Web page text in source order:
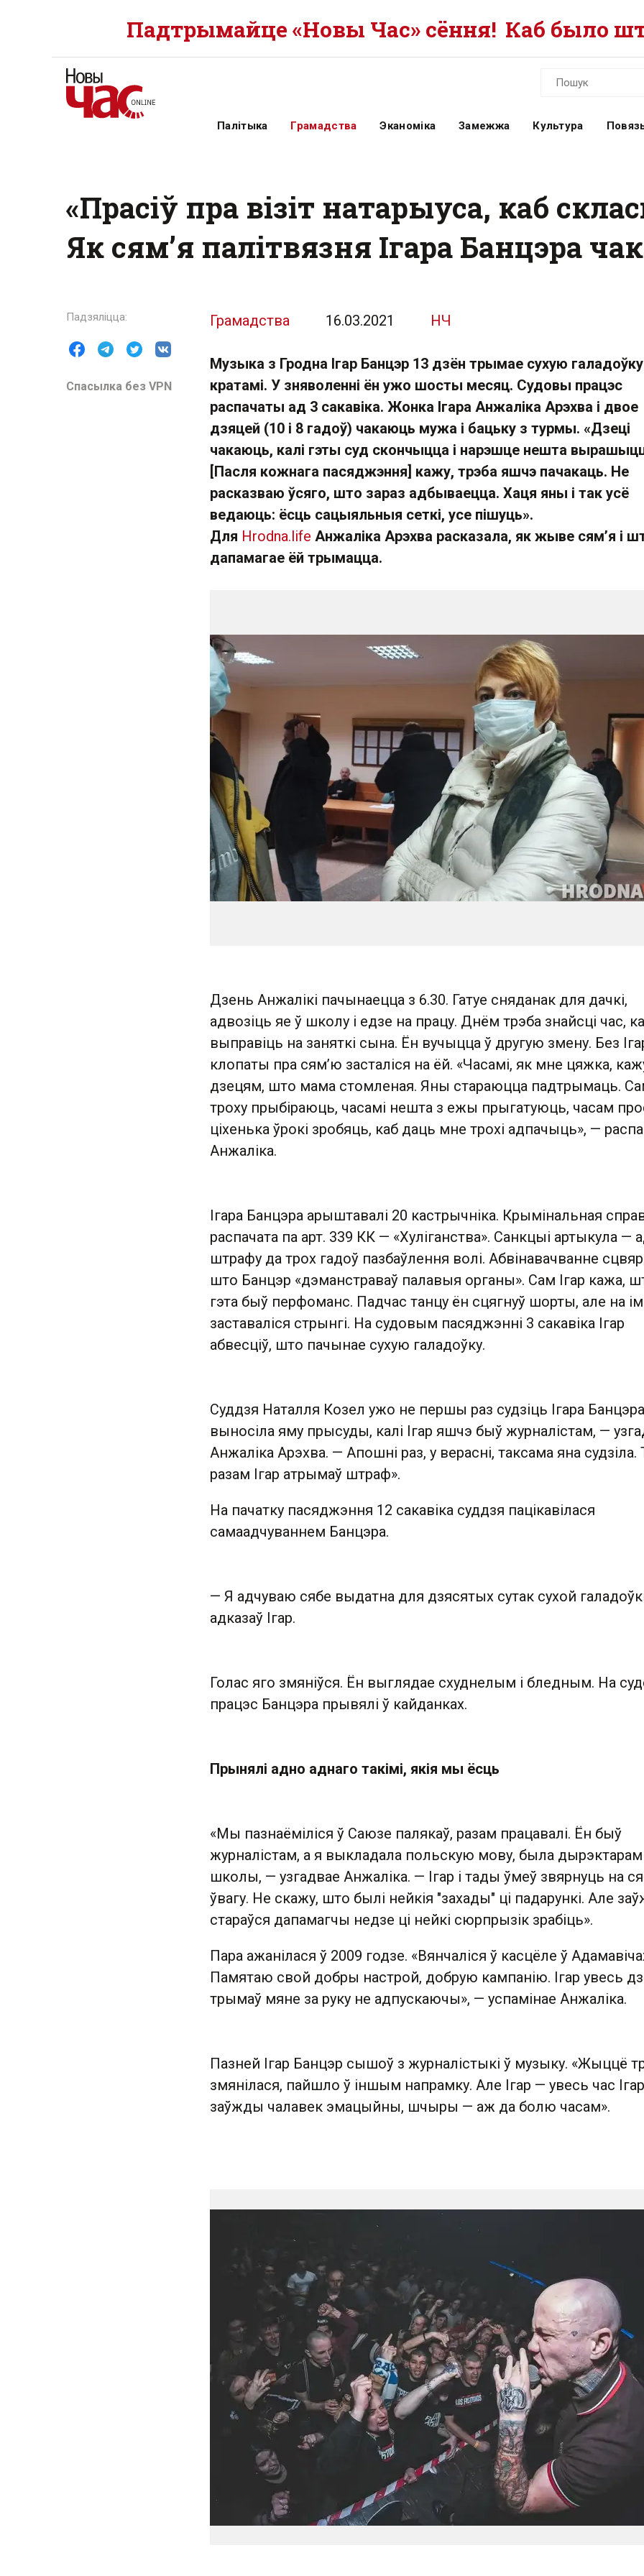
Падтрымайце «Новы Час» сёння! Каб было
Палітыка Грамадства Эканоміка Замежжа Культура
«Прасіў пра візіт натарыуса, каб
Як сям’я палітвязня Ігара Банцэра
Спасылка без VPN
Грамадства 16.03.2021 НЧ
Музыка з Гродна Ігар Банцэр 13 дзён трымае сухую
кратамі. У зняволенні ён ужо шосты месяц. Судовы працэс
распачаты ад 3 сакавіка. Жонка Ігара Анжаліка Арэхва і двое
дзяцей (10 і 8 гадоў) чакаюць мужа і бацьку з турмы. «Дзеці
чакаюць, калі гэты суд скончыцца і нарэшце нешта
[Пасля кожнага пасяджэння] кажу, трэба яшчэ пачакаць. Не
расказваю ўсяго, што зараз адбываецца. Хаця яны і так усё
ведаюць: ёсць сацыяльныя сеткі, усе пішуць».
Для Hrodna.life Анжаліка Арэхва расказала, як жыве сям’я і
дапамагае ёй трымацца.
Дзень Анжалікі пачынаецца з 6.30. Гатуе сняданак для дачкі,
адвозіць яе ў школу і едзе на працу. Днём трэба знайсці час,
выправіць на заняткі сына. Ён вучыцца ў другую змену. Без
клопаты пра сям’ю засталіся на ёй. «Часамі, як мне цяжка,
дзецям, што мама стомленая. Яны стараюцца падтрымаць.
троху прыбіраюць, часамі нешта з ежы прыгатуюць, часам
ціхенька ўрокі зробяць, каб даць мне трохі адпачыць», —
Анжаліка.
Ігара Банцэра арыштавалі 20 кастрычніка. Крымінальная
распачата па арт. 339 КК — «Хуліганства». Санкцыі артыкула —
штрафу да трох гадоў пазбаўлення волі. Абвінавачванне
што Банцэр «дэманстраваў палавыя органы». Сам Ігар кажа,
гэта быў перфоманс. Падчас танцу ён сцягнуў шорты, але на ім
заставаліся стрынгі. На судовым пасяджэнні 3 сакавіка Ігар
абвесціў, што пачынае сухую галадоўку.
Суддзя Наталля Козел ужо не першы раз судзіць Ігара
выносіла яму прысуды, калі Ігар яшчэ быў журналістам, —
Анжаліка Арэхва. — Апошні раз, у верасні, таксама яна
разам Ігар атрымаў штраф».
На пачатку пасяджэння 12 сакавіка суддзя пацікавілася
самаадчуваннем Банцэра.
— Я адчуваю сябе выдатна для дзясятых сутак сухой
адказаў Ігар.
Голас яго змяніўся. Ён выглядае схуднелым і бледным. На
працэс Банцэра прывялі ў кайданках.
Прынялі адно аднаго такімі, якія мы ёсць
«Мы пазнаёміліся ў Саюзе палякаў, разам працавалі. Ён быў
журналістам, а я выкладала польскую мову, была дырэктарам
школы, — узгадвае Анжаліка. — Ігар і тады ўмеў звярнуць на
ўвагу. Не скажу, што былі нейкія "захады" ці падарункі. Але
стараўся дапамагчы недзе ці нейкі сюрпрызік зрабіць».
Пара ажанілася ў 2009 годзе. «Вянчаліся ў касцёле ў
Памятаю свой добры настрой, добрую кампанію. Ігар увесь
трымаў мяне за руку не адпускаючы», — успамінае Анжаліка.
Пазней Ігар Банцэр сышоў з журналістыкі ў музыку. «Жыццё
змянілася, пайшло ў іншым напрамку. Але Ігар — увесь час
заўжды чалавек эмацыйны, шчыры — аж да болю часам».